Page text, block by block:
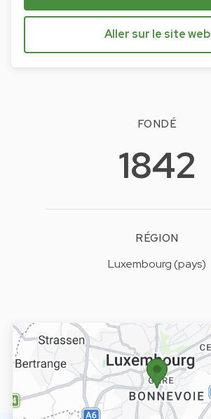
Aller sur le site web
FONDÉ
1842
RÉGION
Luxembourg (pays)